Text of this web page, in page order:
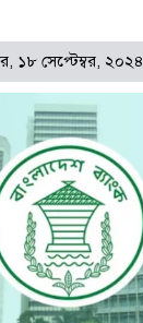
১৮ সেপ্টেম্বর, ২০২৪